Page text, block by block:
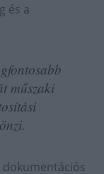
és a
műszaki
dokumentációs